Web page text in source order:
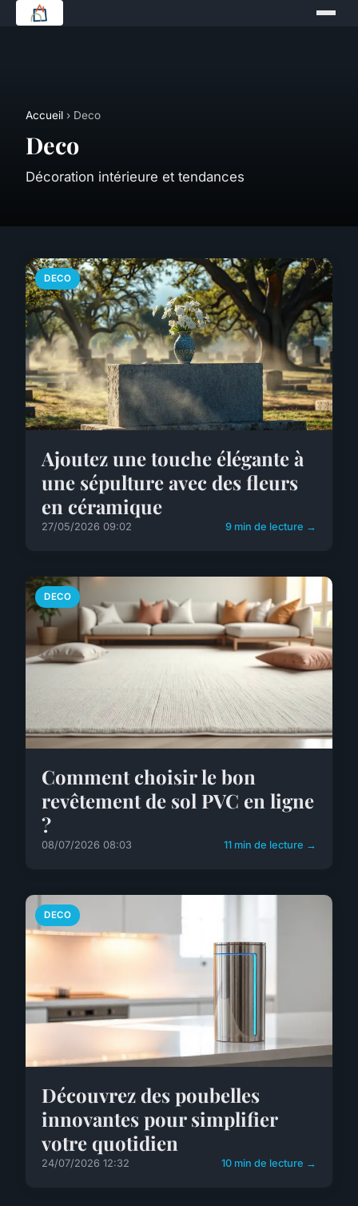
Accueil › Deco
Deco
Décoration intérieure et tendances
DECO
Ajoutez une touche élégante à
une sépulture avec des fleurs
en céramique
27/05/2026 09:02 9 min de lecture →
DECO
Comment choisir le bon
revêtement de sol PVC en ligne
?
08/07/2026 08:03 11 min de lecture →
DECO
Découvrez des poubelles
innovantes pour simplifier
votre quotidien
24/07/2026 12:32 10 min de lecture →